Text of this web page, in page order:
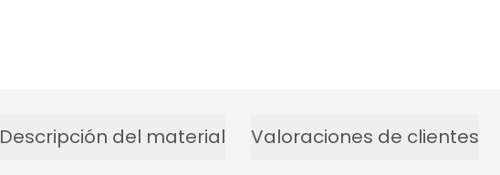
Descripción del material Valoraciones de clientes